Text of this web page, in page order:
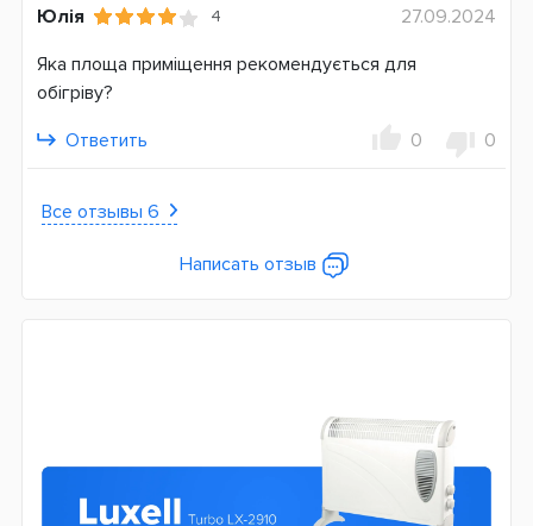
Юлія 4
27.09.2024
Яка площа приміщення рекомендується для
обігріву?
Ответить
0 0
Все отзывы 6
Написать отзыв